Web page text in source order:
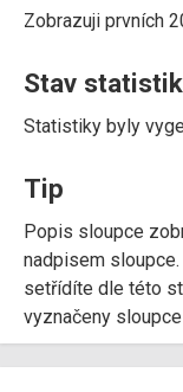
Zobrazuji prvních
Stav statistik
Statistiky byly
Tip
Popis sloupce
nadpisem
setřídíte dle této
vyznačeny